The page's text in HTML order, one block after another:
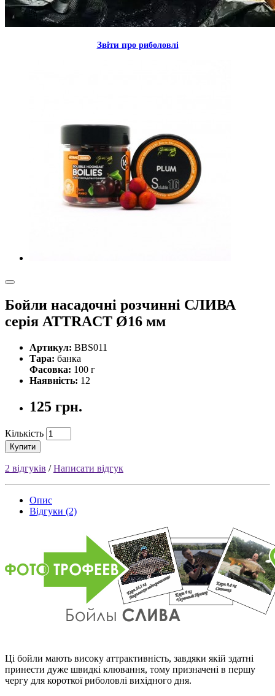
Звiти про риболовлi
Бойли насадочні розчинні СЛИВА
серiя ATTRACT Ø16 мм
Артикул: BBS011
Тара: банка
Фасовка: 100 г
Наявність: 12
125 грн.
Кількість
Купити
2 відгуків /Написати відгук
Опис
Відгуки (2)
Ці бойли мають високу аттрактивнiсть, завдяки якій здатні
принести дуже швидкі клювання, тому призначені в першу
чергу для короткої риболовлі вихідного дня.